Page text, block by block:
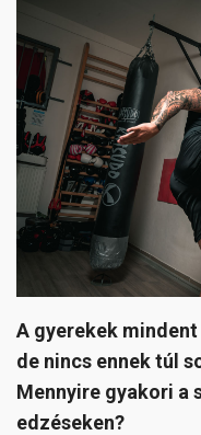
A gyerekek
de nincs ennek túl
Mennyire gyakori a
edzéseken?